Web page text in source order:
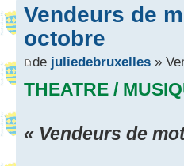
Vendeurs de
octobre
de juliedebruxelles »
THEATRE /
« Vendeurs de